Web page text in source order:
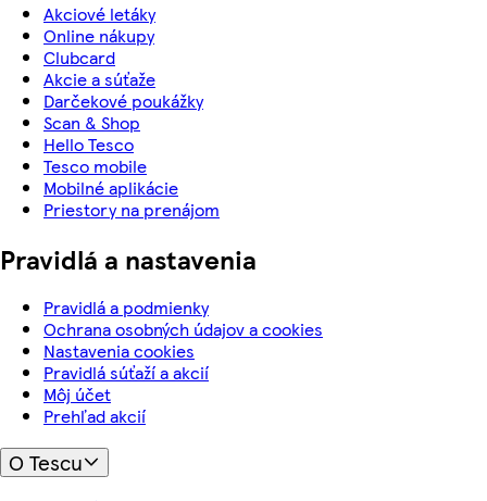
Akciové letáky
Online nákupy
Clubcard
Akcie a súťaže
Darčekové poukážky
Scan & Shop
Hello Tesco
Tesco mobile
Mobilné aplikácie
Priestory na prenájom
Pravidlá a nastavenia
Pravidlá a podmienky
Ochrana osobných údajov a cookies
Nastavenia cookies
Pravidlá súťaží a akcií
Môj účet
Prehľad akcií
O Tescu